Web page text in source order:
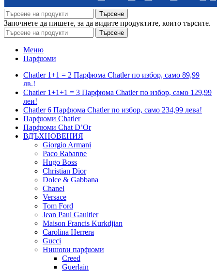
Търсене
Започнете да пишете, за да видите продуктите, които търсите.
Търсене
Меню
Парфюми
Chatler 1+1 = 2 Парфюма Chatler по избор, само 89,99
лв.!
Chatler 1+1+1 = 3 Парфюма Chatler по избор, само 129,99
леи!
Chatler 6 Парфюма Chatler по избор, само 234,99 лева!
Парфюми Chatler
Парфюми Chat D’Or
ВДЪХНОВЕНИЯ
Giorgio Armani
Paco Rabanne
Hugo Boss
Christian Dior
Dolce & Gabbana
Chanel
Versace
Tom Ford
Jean Paul Gaultier
Maison Francis Kurkdjian
Carolina Herrera
Gucci
Нишови парфюми
Creed
Guerlain